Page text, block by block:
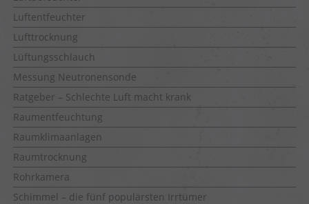
Luftentfeuchter
Lufttrocknung
Lüftungsschlauch
Messung Neutronensonde
Ratgeber – Schlechte Luft macht krank
Raumentfeuchtung
Raumklimaanlagen
Raumtrocknung
Rohrkamera
Schimmel – die fünf populärsten Irrtümer